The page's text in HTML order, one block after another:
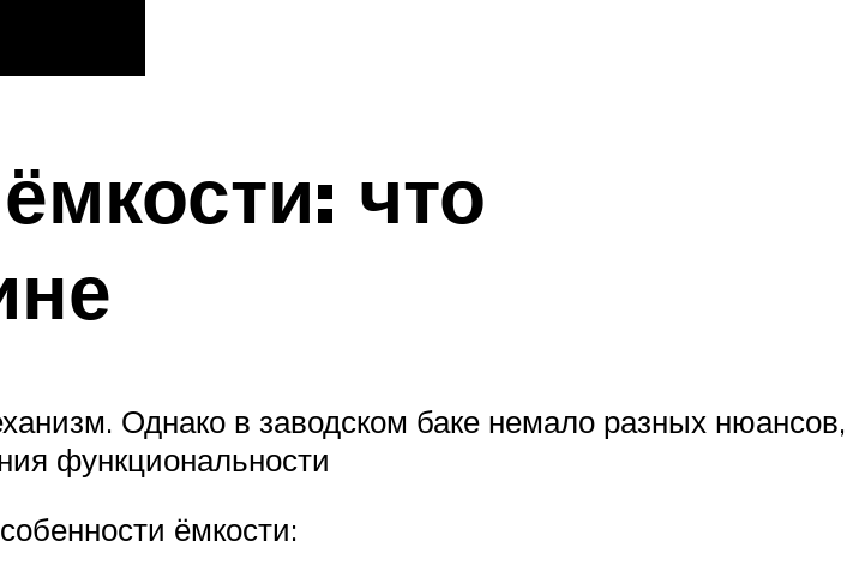
что
Однако в заводском баке немало разных нюансов,
функциональности
ёмкости: